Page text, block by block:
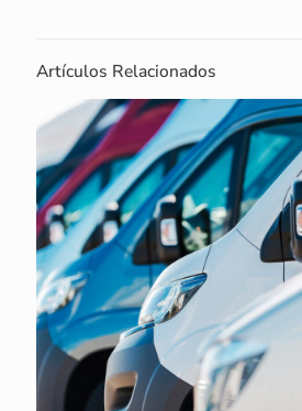
Artículos Relacionados